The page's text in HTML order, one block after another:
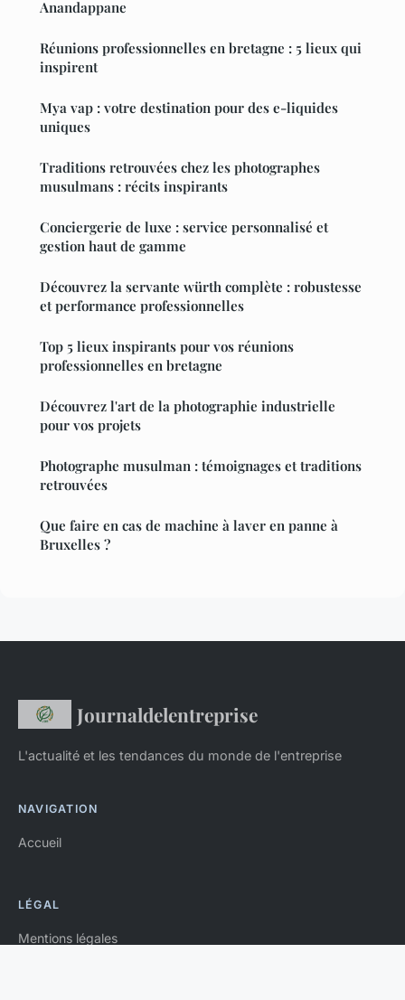
Anandappane
Réunions professionnelles en bretagne : 5 lieux qui
inspirent
Mya vap : votre destination pour des e-liquides
uniques
Traditions retrouvées chez les photographes
musulmans : récits inspirants
Conciergerie de luxe : service personnalisé et
gestion haut de gamme
Découvrez la servante würth complète : robustesse
et performance professionnelles
Top 5 lieux inspirants pour vos réunions
professionnelles en bretagne
Découvrez l'art de la photographie industrielle
pour vos projets
Photographe musulman : témoignages et traditions
retrouvées
Que faire en cas de machine à laver en panne à
Bruxelles ?
Journaldelentreprise
L'actualité et les tendances du monde de l'entreprise
NAVIGATION
Accueil
LÉGAL
Mentions légales